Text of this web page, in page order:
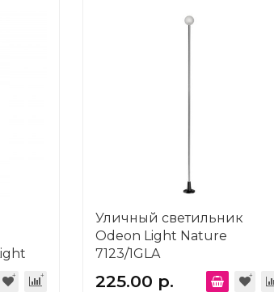
Уличный светильник
Odeon Light Nature
7123/1GLA
225.00 р.